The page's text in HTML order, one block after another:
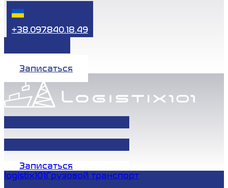
+38.097.840.18.49
Записаться
Записаться
logistix101Грузовой транспорт